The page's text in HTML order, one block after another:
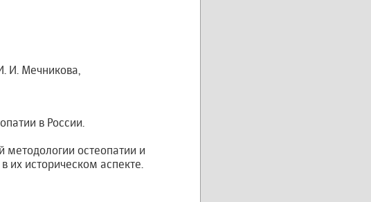
И. Мечникова,
в России.
остеопатии и
их историческом аспекте.